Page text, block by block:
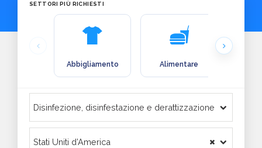
SETTORI PIÙ RICHIESTI
Abbigliamento Alimentare